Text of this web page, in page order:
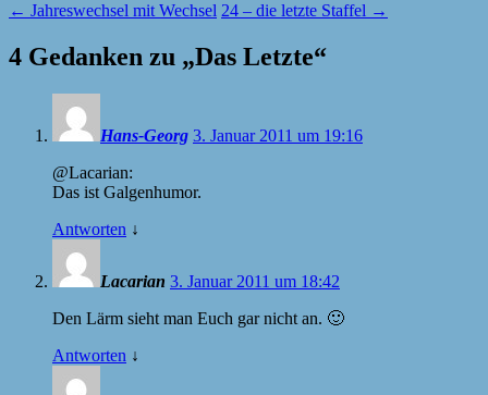
← Jahreswechsel mit Wechsel 24 – die letzte Staffel →
4 Gedanken zu „Das Letzte“
Hans-Georg 3. Januar 2011 um 19:16
@Lacarian:
Das ist Galgenhumor.
Antworten ↓
Lacarian 3. Januar 2011 um 18:42
Den Lärm sieht man Euch gar nicht an. 🙂
Antworten ↓